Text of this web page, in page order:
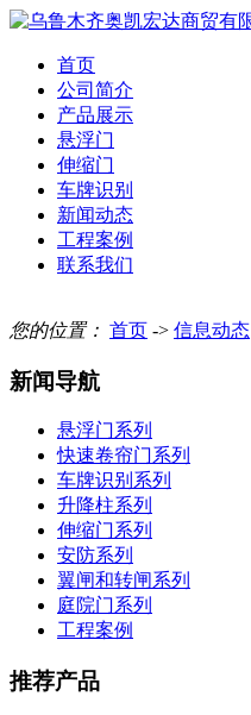
首页
公司简介
产品展示
悬浮门
伸缩门
车牌识别
新闻动态
工程案例
联系我们
您的位置： 首页 -> 信息动态
新闻导航
悬浮门系列
快速卷帘门系列
车牌识别系列
升降柱系列
伸缩门系列
安防系列
翼闸和转闸系列
庭院门系列
工程案例
推荐产品